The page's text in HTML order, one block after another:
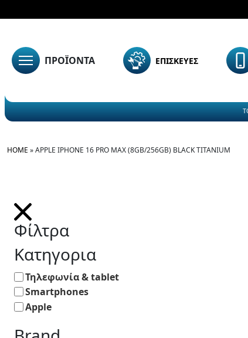
ΠΡΟΪΟΝΤΑ ΕΠΙΣΚΕΥΕΣ
HOME »APPLE IPHONE 16 PRO MAX (8GB/256GB) BLACK TITANIUM
Φίλτρα
Κατηγορια
Τηλεφωνία & tablet
Smartphones
Apple